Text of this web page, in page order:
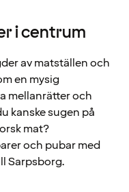
i centrum
av matställen och
en mysig
mellanrätter och
kanske sugen på
mat?
och pubar med
Sarpsborg.